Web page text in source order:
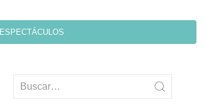
ESPECTÁCULOS